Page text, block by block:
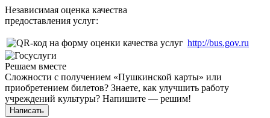
Независимая оценка качества
предоставления услуг:
http://bus.gov.ru
Решаем вместе
Сложности с получением «Пушкинской карты» или
приобретением билетов? Знаете, как улучшить работу
учреждений культуры? Напишите — решим!
Написать